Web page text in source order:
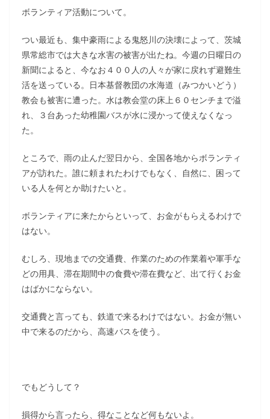
ボランティア活動について。
つい最近も、集中豪雨による鬼怒川の決壊によって、茨城
県常総市では大きな水害の被害が出たね。今週の日曜日の
新聞によると、今なお４００人の人々が家に戻れず避難生
活を送っている。日本基督教団の水海道（みつかいどう）
教会も被害に遭った。水は教会堂の床上６０センチまで溢
れ、３台あった幼稚園バスが水に浸かって使えなくなっ
た。
ところで、雨の止んだ翌日から、全国各地からボランティ
アが訪れた。誰に頼まれたわけでもなく、自然に、困って
いる人を何とか助けたいと。
ボランティアに来たからといって、お金がもらえるわけで
はない。
むしろ、現地までの交通費、作業のための作業着や軍手な
どの用具、滞在期間中の食費や滞在費など、出て行くお金
はばかにならない。
交通費と言っても、鉄道で来るわけではない。お金が無い
中で来るのだから、高速バスを使う。
でもどうして？
損得から言ったら、得なことなど何もないよ。